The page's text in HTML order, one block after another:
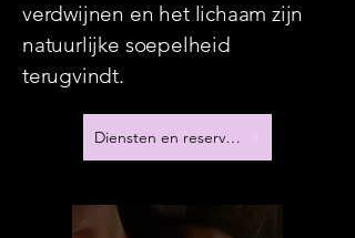
verdwijnen en het lichaam zijn
natuurlijke soepelheid
terugvindt.
Diensten en reserveringen